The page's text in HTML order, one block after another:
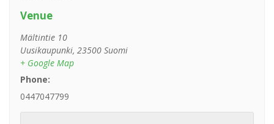
Venue
Mältintie 10
Uusikaupunki, 23500 Suomi
+ Google Map
Phone:
0447047799